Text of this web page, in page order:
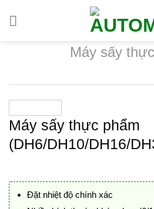
Máy sấy
Máy sấy thực phẩm
(DH6/DH10/DH16/
Đặt nhiệt độ chính xác